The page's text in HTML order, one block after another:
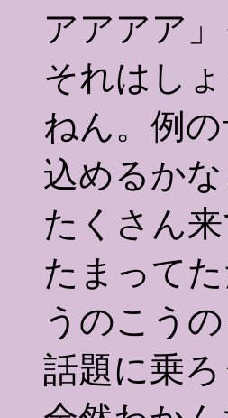
アアアア
それはし
ねん。例
込めるか
たくさん
たまって
うのこう
話題に乗